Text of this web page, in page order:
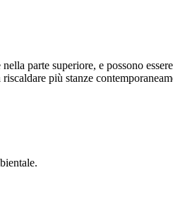
parte superiore, e possono
più stanze